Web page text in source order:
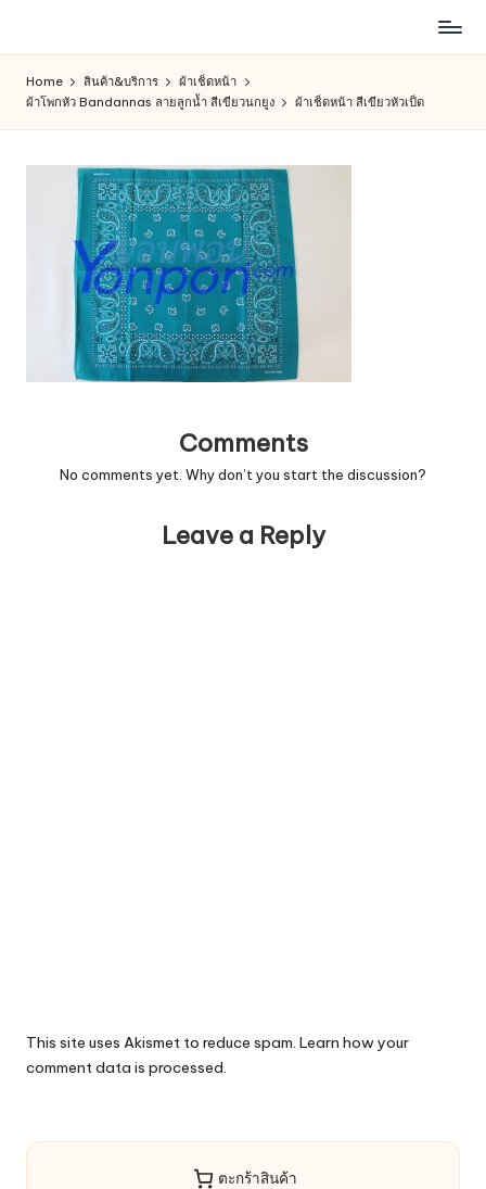
content
สินค้า
คน
Home สินค้า&บริการ
ผ้าเช็ดหน้า
ผ้าโพกหัว Bandannas ลายลูกน้ำ สีเขียวนกยูง
ผ้าเช็ดหน้า สีเขียวหัวเป็ด
Comments
No comments yet. Why don’t you start the discussion?
Leave a Reply
This site uses Akismet to reduce spam. Learn how your
comment data is processed.
ตะกร้าสินค้า